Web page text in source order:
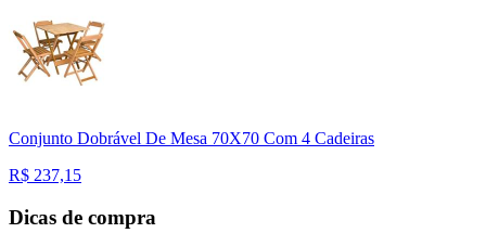
Conjunto Dobrável De Mesa 70X70 Com 4 Cadeiras
R$ 237,15
Dicas de compra